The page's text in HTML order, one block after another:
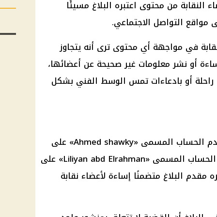
من محتوى اعتبره البلاغ مسيئًا
مواقع التواصل الاجتماعي.
في مواجهة أي محتوى ترى أنه يتجاوز
أو نشر معلومات غير صحيحة عن أعضائها،
راحلة أو بادعاءات تمس الوسط الفني بشكل
تضمن البلاغان اتهام مالك ومستخدم الحساب المسمى «Ahmed shawky» على
، ومالك ومستخدم الحساب المسمى «Liliyan abd Elrahman» على
البلاغ متضمنًا إساءة لأعضاء نقابة